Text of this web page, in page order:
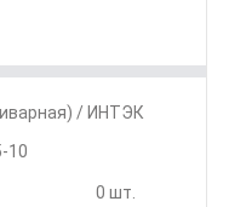
/ ИНТЭК
10
0 шт.